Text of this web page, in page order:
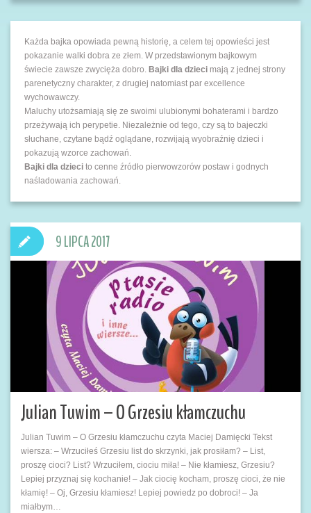
Każda bajka opowiada pewną historię, a celem tej opowieści jest
pokazanie walki dobra ze złem. W przedstawionym bajkowym
świecie zawsze zwycięża dobro. Bajki dla dzieci mają z jednej strony
parenetyczny charakter, z drugiej natomiast par excellence
wychowawczy.
Maluchy utożsamiają się ze swoimi ulubionymi bohaterami i bardzo
przeżywają ich perypetie. Niezależnie od tego, czy są to bajeczki
słuchane, czytane bądź oglądane, rozwijają wyobraźnię dzieci i
pokazują wzorce zachowań.
Bajki dla dzieci to cenne źródło pierwowzorów postaw i godnych
naśladowania zachowań.
Julian Tuwim – O Grzesiu kłamczuchu
Julian Tuwim – O Grzesiu kłamczuchu czyta Maciej Damięcki Tekst
wiersza: – Wrzuciłeś Grzesiu list do skrzynki, jak prosiłam? – List,
proszę cioci? List? Wrzuciłem, ciociu miła! – Nie kłamiesz, Grzesiu?
Lepiej przyznaj się kochanie! – Jak ciocię kocham, proszę cioci, że nie
kłamię! – Oj, Grzesiu kłamiesz! Lepiej powiedz po dobroci! – Ja
miałbym…
9 LIPCA 2017